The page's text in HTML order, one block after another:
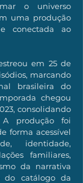
o universo
uma produção
conectada ao
em 25 de
marcando
brasileira do
chegou
consolidando
produção foi
forma acessível
identidade,
familiares,
da narrativa
do catálogo da